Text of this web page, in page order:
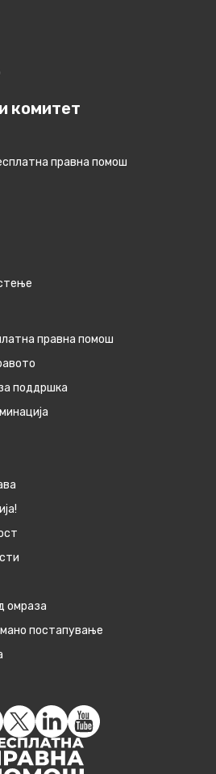
комитет
правна помош
правна помош
поддршка
омраза
постапување